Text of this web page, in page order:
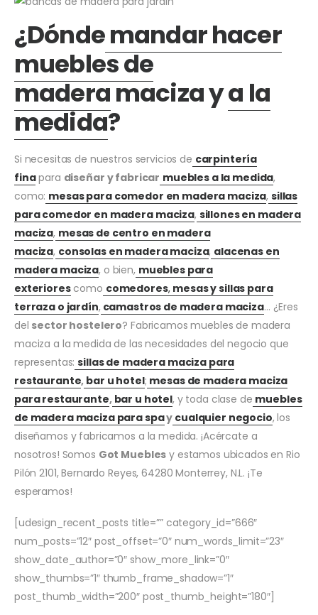
¿Dóndemandar hacer
muebles de
maderamaciza ya la
medida?
Si necesitas de nuestros servicios de carpintería
finapara diseñar y fabricar muebles a la medida,
como: mesas para comedor en madera maciza, sillas
para comedor en madera maciza, sillones en madera
maciza, mesas de centro en madera
maciza, consolas en madera maciza, alacenas en
madera maciza, o bien, muebles para
exteriorescomo comedores, mesas y sillas para
terraza o jardín, camastros de madera maciza… ¿Eres
del sector hostelero? Fabricamos muebles de madera
maciza a la medida de las necesidades del negocio que
representas: sillas de madera maciza para
restaurante, bar u hotel; mesas de madera maciza
para restaurante,bar u hotel, y toda clase de muebles
de madera maciza para spay cualquier negocio, los
diseñamos y fabricamos a la medida. ¡Acércate a
nosotros! Somos Got Muebles y estamos ubicados en Rio
Pilón 2101, Bernardo Reyes, 64280 Monterrey, N.L. ¡Te
esperamos!
[udesign_recent_posts title=”” category_id=”666″
num_posts=”12″ post_offset=”0″ num_words_limit=”23″
show_date_author=”0″ show_more_link=”0″
show_thumbs=”1″ thumb_frame_shadow=”1″
post_thumb_width=”200″ post_thumb_height=”180″]